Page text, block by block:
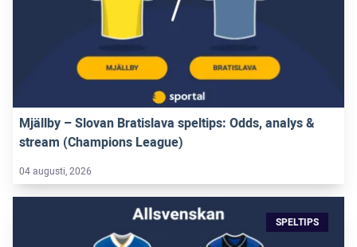
Mjällby – Slovan Bratislava speltips: Odds, analys &
stream (Champions League)
04 augusti, 2026
SPELTIPS